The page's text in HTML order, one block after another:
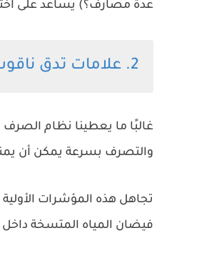
عدة مصارف؟) يساعد على
2. علامات تدق ناقوس الخطر: كيف تعرف أن مجاريك مسدودة؟
غالبًا ما يعطينا نظام الصرف
والتصرف بسرعة يمكن أن
تجاهل هذه المؤشرات
فيضان المياه المتسخة